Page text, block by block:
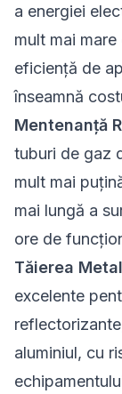
a energiei
mult mai
eficiență de
înseamnă
Mentenanță
tuburi de gaz
mult mai
mai lungă a
ore de
Tăierea
excelente
aluminiul, cu